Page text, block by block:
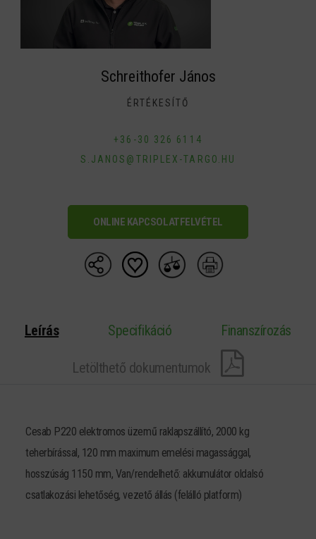
Schreithofer János
ÉRTÉKESÍTŐ
+36-30 326 6114
S.JANOS@TRIPLEX-TARGO.HU
ONLINE KAPCSOLATFELVÉTEL
Leírás Specifikáció Finanszírozás
Letölthető dokumentumok
Cesab P220 elektromos üzemű raklapszállító, 2000 kg
teherbírással, 120 mm maximum emelési magassággal,
hosszúság 1150 mm, Van/rendelhető: akkumulátor oldalsó
csatlakozási lehetőség, vezető állás (felálló platform)